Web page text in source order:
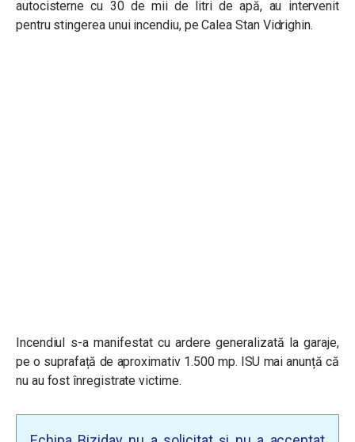
autocisterne cu 30 de mii de litri de apă, au intervenit
pentru stingerea unui incendiu, pe Calea Stan Vidrighin.
Incendiul s-a manifestat cu ardere generalizată la garaje,
pe o suprafață de aproximativ 1.500 mp. ISU mai anunță că
nu au fost înregistrate victime.